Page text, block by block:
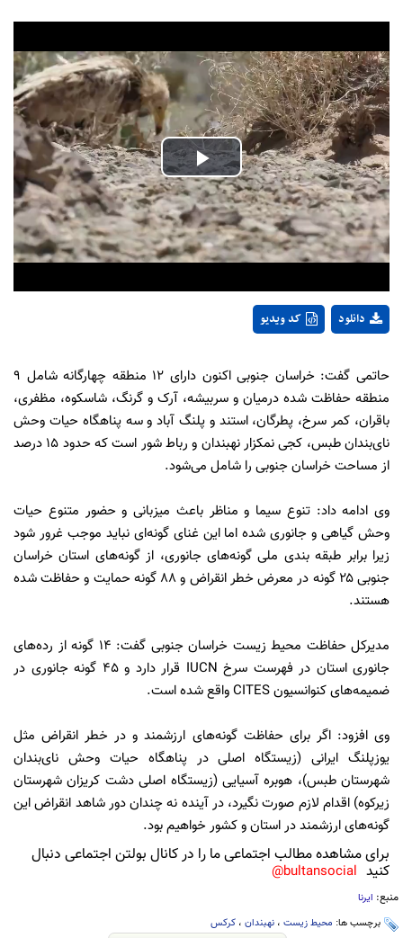
Play
Video
کد ویدیو دانلود
حاتمی گفت: خراسان جنوبی اکنون دارای ۱۲ منطقه چهارگانه شامل ۹
منطقه حفاظت شده درمیان و سربیشه، آرک و گرنگ، شاسکوه، مظفری،
باقران، کمر سرخ، پطرگان، استند و پلنگ آباد و سه پناهگاه حیات وحش
نای‌بندان طبس، کجی نمکزار نهبندان و رباط شور است که حدود ۱۵ درصد
از مساحت خراسان جنوبی را شامل می‌شود.
وی ادامه داد: تنوع سیما و مناظر باعث میزبانی و حضور متنوع حیات
وحش گیاهی و جانوری شده اما این غنای گونه‌ای نباید موجب غرور شود
زیرا برابر طبقه بندی ملی گونه‌های جانوری، از گونه‌های استان خراسان
جنوبی ۲۵ گونه در معرض خطر انقراض و ۸۸ گونه حمایت و حفاظت شده
هستند.
مدیرکل حفاظت محیط زیست خراسان جنوبی گفت: ۱۴ گونه از رده‌های
جانوری استان در فهرست سرخ IUCN قرار دارد و ۴۵ گونه جانوری در
ضمیمه‌های کنوانسیون CITES واقع شده است.
وی افزود: اگر برای حفاظت گونه‌های ارزشمند و در خطر انقراض مثل
یوزپلنگ ایرانی (زیستگاه اصلی در پناهگاه حیات وحش نای‌بندان
شهرستان طبس)، هوبره آسیایی (زیستگاه اصلی دشت کریزان شهرستان
زیرکوه) اقدام لازم صورت نگیرد، در آینده‌ نه چندان دور شاهد انقراض این
گونه‌های ارزشمند در استان و کشور خواهیم بود.
برای مشاهده مطالب اجتماعی ما را در کانال بولتن اجتماعی دنبال
کنید bultansocial@
منبع: ایرنا
برچسب ها: محیط زیست ، نهبندان ، کرکس